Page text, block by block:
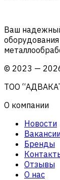
Ваш
© 2023 —
ТОО
О компании
Новости
Бренды
Отзывы
О нас